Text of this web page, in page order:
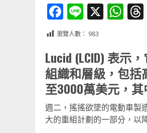
Facebook
Line
X
瀏覽人數： 983
Lucid (LCID) 表示
組織和層級，包括
至3000萬美元，
週二，搖搖欲墜的電動車製
大的重組計劃的一部分，以